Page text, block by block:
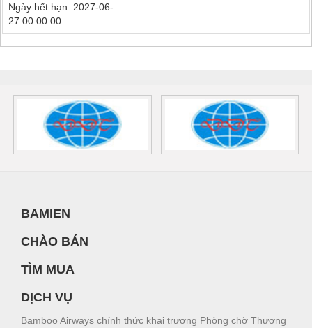
Ngày hết hạn: 2027-06-
27 00:00:00
BAMIEN
CHÀO BÁN
TÌM MUA
DỊCH VỤ
Bamboo Airways chính thức khai trương Phòng chờ Thương